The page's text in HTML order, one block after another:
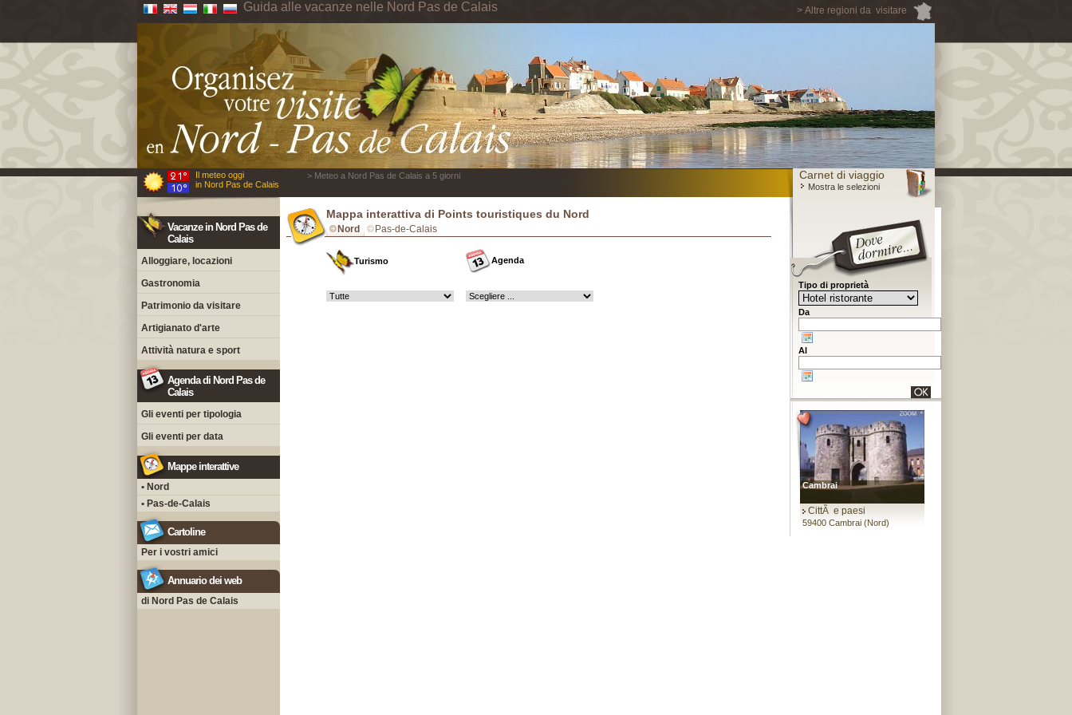
> Altre regioni da visitare
Guida alle vacanze nelle Nord Pas de Calais
Il meteo oggi
in Nord Pas de Calais
> Meteo a Nord Pas de Calais a 5 giorni Carnet di viaggio
Mostra le selezioni
Vacanze in Nord Pas de
Calais
Alloggiare, locazioni
Gastronomia
Patrimonio da visitare
Artigianato d'arte
Attività natura e sport
Agenda di Nord Pas de
Calais
Gli eventi per tipologia
Gli eventi per data
Mappe interattive
• Nord
• Pas-de-Calais
Cartoline
Per i vostri amici
Annuario dei web
di Nord Pas de Calais
Mappa interattiva di Points touristiques du Nord
Nord Pas-de-Calais
Turismo Agenda
Tipo di proprietà
Da
Al
Cambrai
CittÃ e paesi
59400 Cambrai (Nord)